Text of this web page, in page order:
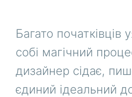
Багато початківців
собі магічний
дизайнер сідає,
єдиний ідеальний